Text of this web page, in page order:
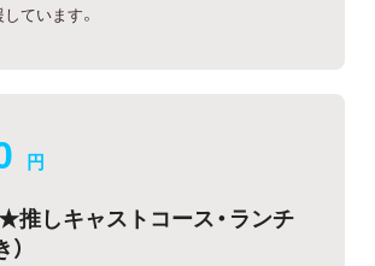
ています。
円
推しキャストコース・ランチ